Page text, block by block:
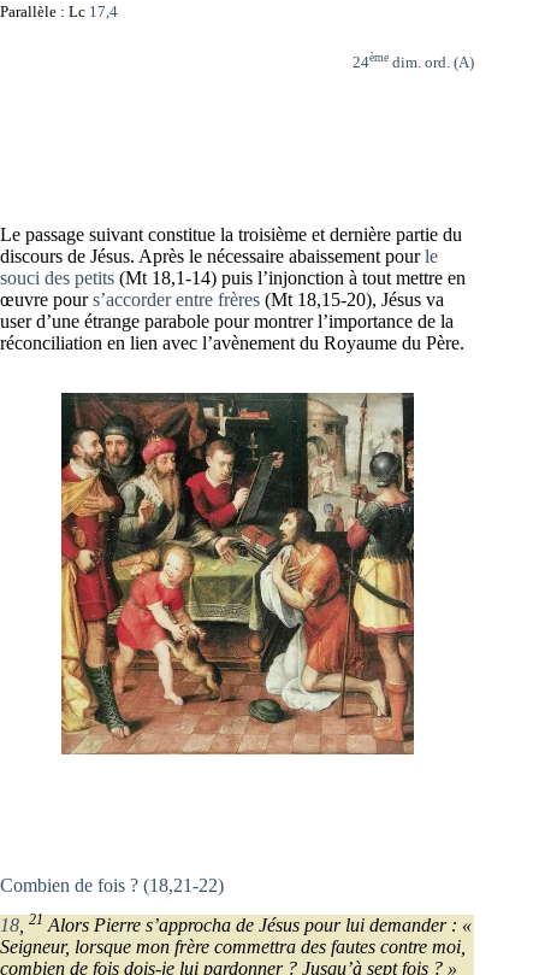
Parallèle : Lc 17,4
24ème dim. ord. (A)
Le passage suivant constitue la troisième et dernière partie du
discours de Jésus. Après le nécessaire abaissement pourle
souci des petits (Mt 18,1-14) puis l’injonction à tout mettre en
œuvre pours’accorder entre frères (Mt 18,15-20), Jésus va
user d’une étrange parabole pour montrer l’importance de la
réconciliation en lien avec l’avènement du Royaume du Père.
Combien de fois ? (18,21-22)
18 21 Alors Pierre s’approcha de Jésus pour lui demander : «
Seigneur, lorsque mon frère commettra des fautes contre moi,
combien de fois dois-je lui pardonner ? Jusqu’à sept fois ? »